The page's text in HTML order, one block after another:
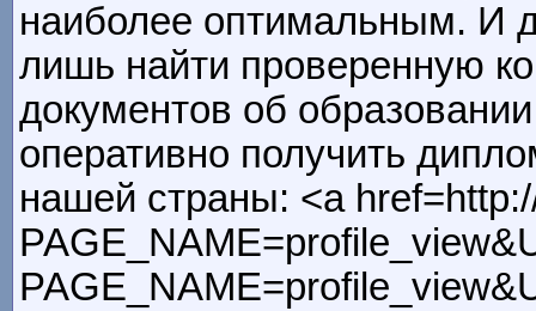
наиболее оптимальным. И
лишь найти проверенную
документов об
оперативно получить
нашей страны: <a